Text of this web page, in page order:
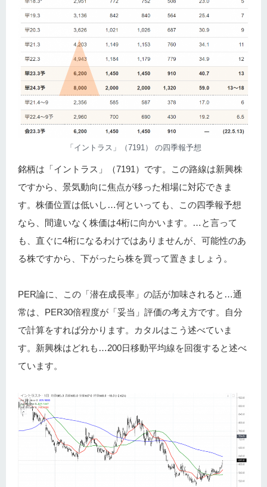
「イントラス」（7191） の四季報予想
銘柄は「イントラス」（7191）です。この路線は新興株
ですから、景気動向に焦点が移った相場に対応できま
す。株価位置は低いし…何といっても、この四季報予想
なら、間違いなく株価は4桁に向かいます。…と言って
も、直ぐに4桁になるわけではありませんが、可能性のあ
る株ですから、下がったら株を買って置きましょう。
PER論に、この「潜在成長率」の話が加味されると…通
常は、PER30倍程度が「妥当」評価の考え方です。自分
で計算をすれば分かります。カタルはこう述べていま
す。新興株はどれも…200日移動平均線を回復すると述べ
ています。